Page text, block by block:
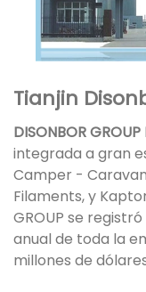
Tianjin
DISONBOR GROUP
integrada a gran
Camper -
Filaments, y
GROUP se
anual de toda la
millones de